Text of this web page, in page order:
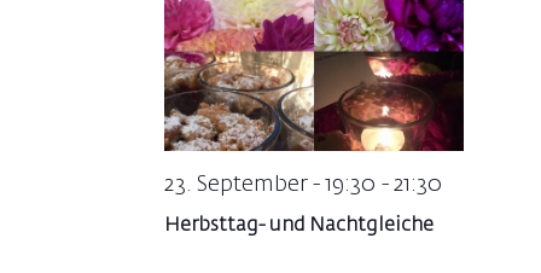
Herbsttag- und Nachtgleiche
23. September - 19:30 -21:30